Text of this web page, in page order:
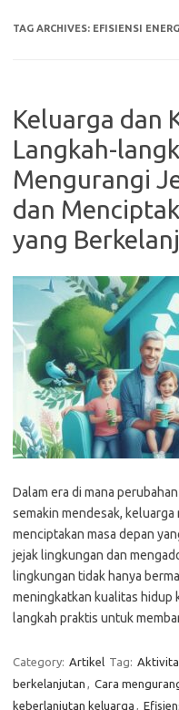
TAG ARCHIVES: EFISIENSI
Keluarga dan
Langkah-
Mengurangi
dan
yang
Dalam era di mana
semakin mendesak,
menciptakan masa depan
jejak lingkungan dan
lingkungan tidak hanya
meningkatkan kualitas hidup
langkah praktis untuk
Category: Artikel Tag:
berkelanjutan , Cara
keberlanjutan keluarga ,